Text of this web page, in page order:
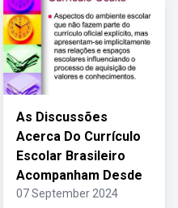
As Discussões
Acerca Do Currículo
Escolar Brasileiro
Acompanham Desde
07 September 2024